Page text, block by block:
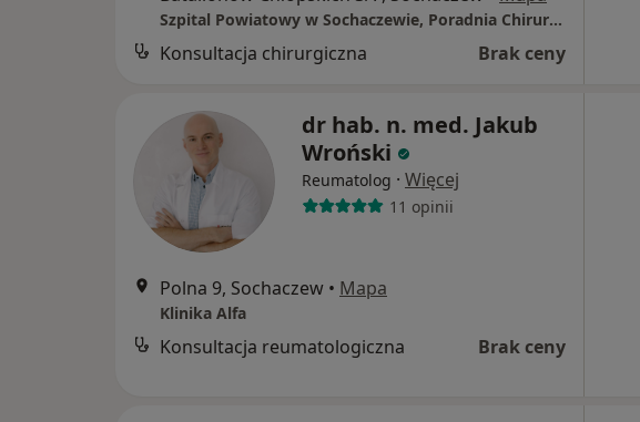
Szpital Powiatowy w Sochaczewie, Poradnia Chirurgii Dziecięcej
Konsultacja chirurgiczna Brak ceny
dr hab. n. med. Jakub
Wroński
Reumatolog · Więcej
11 opinii
Polna 9, Sochaczew • Mapa
Klinika Alfa
Konsultacja reumatologiczna Brak ceny